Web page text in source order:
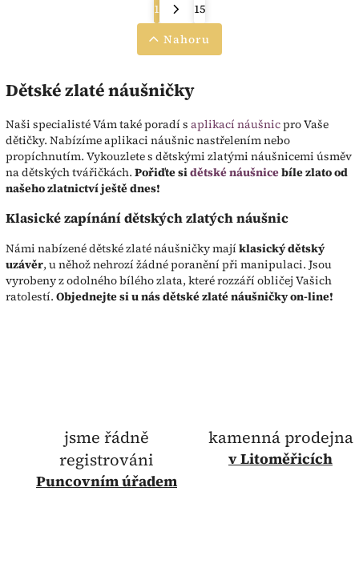
1
15
Nahoru
Dětské zlaté náušničky
Naši specialisté Vám také poradí s aplikací náušnicpro Vaše
dětičky. Nabízíme aplikaci náušnic nastřelením nebo
propíchnutím. Vykouzlete s dětskými zlatými náušnicemi úsměv
na dětských tvářičkách. Pořiďte sidětské náušnicebíle zlato od
našeho zlatnictví ještě dnes!
Klasické zapínání dětských zlatých náušnic
Námi nabízené dětské zlaté náušničky mají klasický dětský
uzávěr, u něhož nehrozí žádné poranění při manipulaci. Jsou
vyrobeny z odolného bílého zlata, které rozzáří obličej Vašich
ratolestí. Objednejte si u nás dětské zlaté náušničky on-line!
jsme řádně
registrováni
Puncovním úřadem
kamenná prodejna
v Litoměřicích